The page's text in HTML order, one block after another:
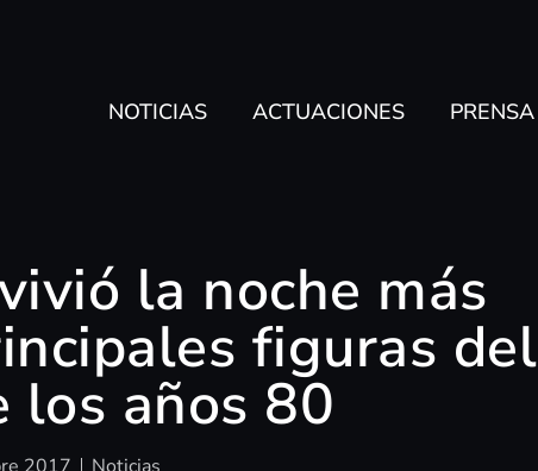
NOTICIAS ACTUACIONES PRENSA
la noche más
figuras del
los años 80